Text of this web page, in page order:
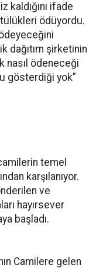
kaldığını ifade
ödüyordu.
dağıtım şirketinin
nasıl ödeneceği
gösterdiği yok”
temel
karşılanıyor.
ve
hayırsever
başladı.
Camilere gelen